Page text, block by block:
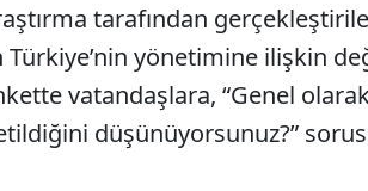
tarafından
Türkiye’nin yönetimine ilişkin
vatandaşlara, “Genel
düşünüyorsunuz?”